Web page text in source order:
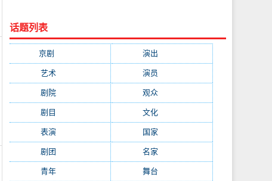
话题列表
京剧 演出
艺术 演员
剧院 观众(2300)
剧目 文化(1664)
表演 国家
剧团 名家
青年 舞台